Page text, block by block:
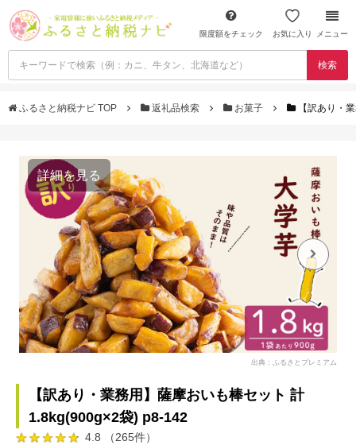
限度額をチェック お気に入り メニュー
検索
ふるさと納税ナビ TOP 返礼品検索 お菓子 【訳あり・
詳細を見る
出典：ふるさとプレミアム
【訳あり・業務用】薩摩おいも棒セット 計
1.8kg(900g×2袋) p8-142
4.8 （265件）